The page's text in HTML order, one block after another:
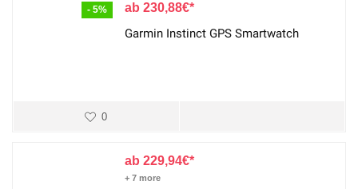
- 5% 230,88€
Garmin Instinct GPS Smartwatch
0
229,94€
+ 7 more